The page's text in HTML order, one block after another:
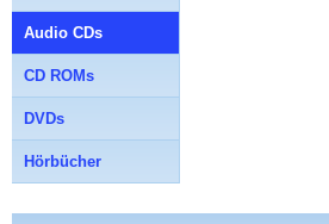
Audio CDs
CD ROMs
DVDs
Hörbücher